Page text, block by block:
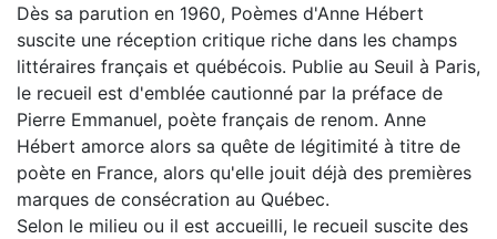
Dès sa parution en 1960, Poèmes d'Anne Hébert
suscite une réception critique riche dans les champs
littéraires français et québécois. Publie au Seuil à Paris,
le recueil est d'emblée cautionné par la préface de
Pierre Emmanuel, poète français de renom. Anne
Hébert amorce alors sa quête de légitimité à titre de
poète en France, alors qu'elle jouit déjà des premières
marques de consécration au Québec.
Selon le milieu ou il est accueilli, le recueil suscite des